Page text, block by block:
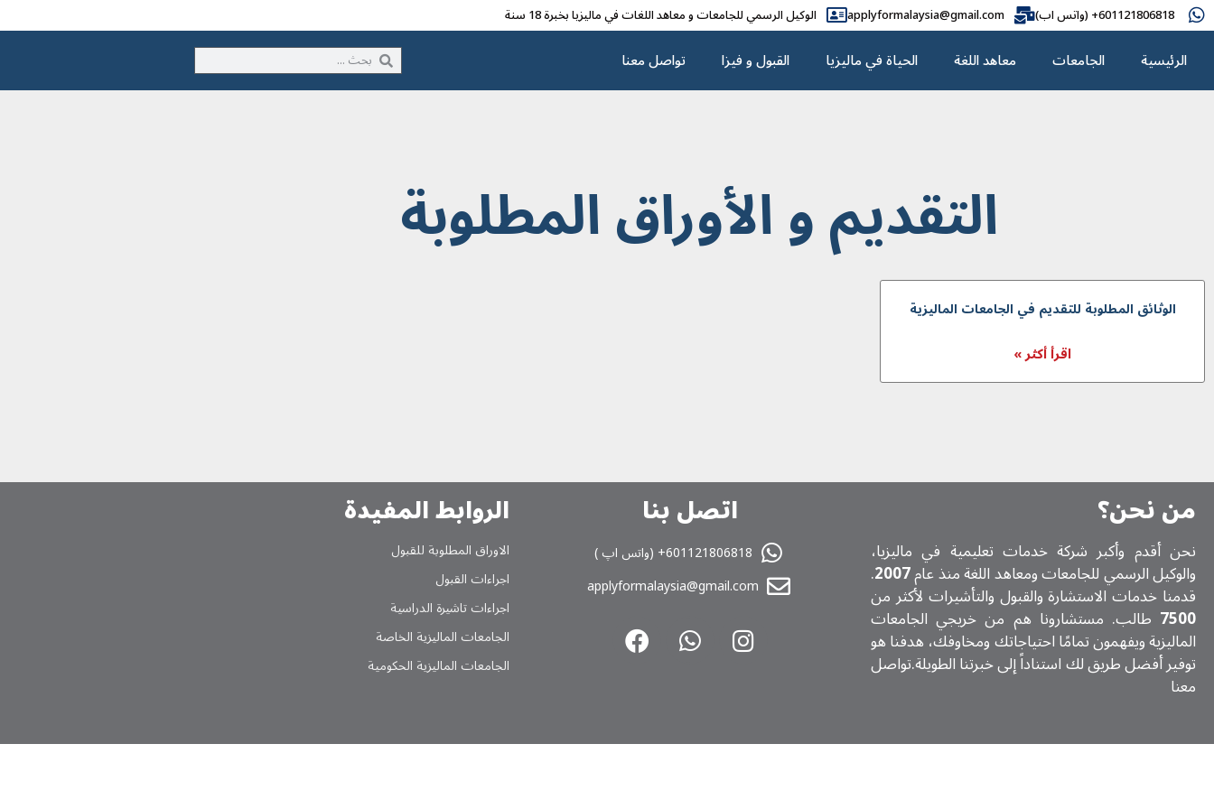
601121806818+ (واتس اب) applyformalaysia@gmail.com الوکیل الرسمي للجامعات و معاهد اللغات في مالیزیا بخبرة 18 سنة
الرئيسية الجامعات معاهد اللغة الحياة في ماليزيا القبول و فیزا تواصل معنا
التقديم و الأوراق المطلوبة
الوثائق المطلوبة للتقديم في الجامعات الماليزية
اقرأ أكثر »
من نحن؟
نحن أقدم وأكبر شركة خدمات تعلیمیة في ماليزيا،
والوكيل الرسمي للجامعات ومعاهد اللغة منذ عام2007
.
قدمنا خدمات الاستشارة والقبول والتأشيرات لأكثر من
7500 طالب. مستشارونا هم من خريجي الجامعات
الماليزية ويفهمون تمامًا احتياجاتك ومخاوفك، هدفنا هو
توفير أفضل طريق لك استناداً إلى خبرتنا الطويلة.تواصل
معنا
اتصل بنا
601121806818+ (واتس اپ )
applyformalaysia@gmail.com
الروابط المفیدة
الاوراق المطلوبة للقبول
اجراءات القبول
اجراءات تاشیرة الدراسیة
الجامعات المالیزیة الخاصة
الجامعات المالیزیة الحکومیة